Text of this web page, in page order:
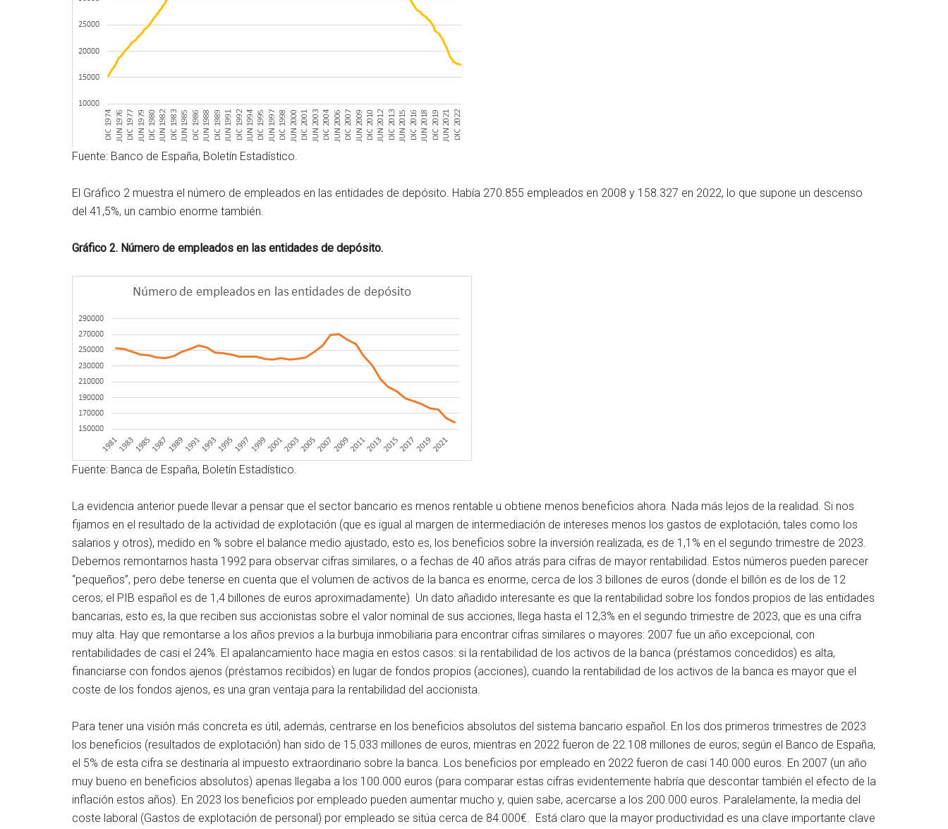
Fuente: Banco de España, Boletín Estadístico.
El Gráfico 2 muestra el número de empleados en las entidades de depósito. Había 270.855 empleados en 2008 y 158.327 en 2022, lo que supone un descenso
del 41,5%, un cambio enorme también.
Gráfico 2. Número de empleados en las entidades de depósito.
Fuente: Banca de España, Boletín Estadístico.
La evidencia anterior puede llevar a pensar que el sector bancario es menos rentable u obtiene menos beneficios ahora. Nada más lejos de la realidad. Si nos
fijamos en el resultado de la actividad de explotación (que es igual al margen de intermediación de intereses menos los gastos de explotación, tales como los
salarios y otros), medido en % sobre el balance medio ajustado, esto es, los beneficios sobre la inversión realizada, es de 1,1% en el segundo trimestre de 2023.
Debemos remontarnos hasta 1992 para observar cifras similares, o a fechas de 40 años atrás para cifras de mayor rentabilidad. Estos números pueden parecer
“pequeños”, pero debe tenerse en cuenta que el volumen de activos de la banca es enorme, cerca de los 3 billones de euros (donde el billón es de los de 12
ceros; el PIB español es de 1,4 billones de euros aproximadamente). Un dato añadido interesante es que la rentabilidad sobre los fondos propios de las entidades
bancarias, esto es, la que reciben sus accionistas sobre el valor nominal de sus acciones, llega hasta el 12,3% en el segundo trimestre de 2023, que es una cifra
muy alta. Hay que remontarse a los años previos a la burbuja inmobiliaria para encontrar cifras similares o mayores: 2007 fue un año excepcional, con
rentabilidades de casi el 24%. El apalancamiento hace magia en estos casos: si la rentabilidad de los activos de la banca (préstamos concedidos) es alta,
financiarse con fondos ajenos (préstamos recibidos) en lugar de fondos propios (acciones), cuando la rentabilidad de los activos de la banca es mayor que el
coste de los fondos ajenos, es una gran ventaja para la rentabilidad del accionista.
Para tener una visión más concreta es útil, además, centrarse en los beneficios absolutos del sistema bancario español. En los dos primeros trimestres de 2023
los beneficios (resultados de explotación) han sido de 15.033 millones de euros, mientras en 2022 fueron de 22.108 millones de euros; según el Banco de España,
el 5% de esta cifra se destinaría al impuesto extraordinario sobre la banca. Los beneficios por empleado en 2022 fueron de casi 140.000 euros. En 2007 (un año
muy bueno en beneficios absolutos) apenas llegaba a los 100.000 euros (para comparar estas cifras evidentemente habría que descontar también el efecto de la
inflación estos años). En 2023 los beneficios por empleado pueden aumentar mucho y, quien sabe, acercarse a los 200.000 euros. Paralelamente, la media del
coste laboral (Gastos de explotación de personal) por empleado se sitúa cerca de 84.000€. Está claro que la mayor productividad es una clave importante clave